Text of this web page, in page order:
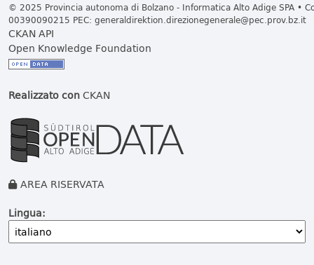
© 2025 Provincia autonoma di Bolzano - Informatica Alto Adige SPA •
00390090215 PEC: generaldirektion.direzionegenerale@pec.prov.bz.it
CKAN API
Open Knowledge Foundation
Realizzato conCKAN
AREA RISERVATA
Lingua